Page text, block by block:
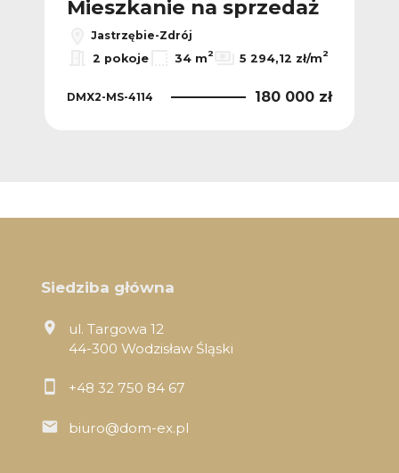
Mieszkanie na sprzedaż
Jastrzębie-Zdrój
2 pokoje
34 m2 5 294,12 zł/m2
DMX2-MS-4114 180 000 zł
Siedziba główna
ul. Targowa 12
44-300 Wodzisław Śląski
+48 32 750 84 67
biuro@dom-ex.pl